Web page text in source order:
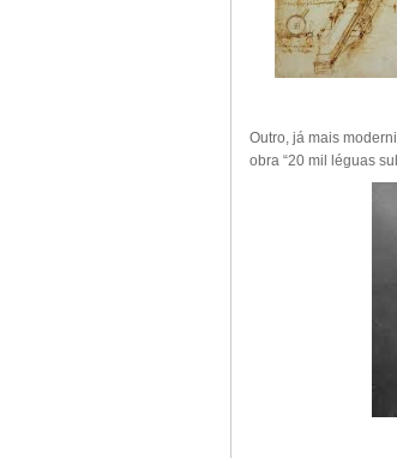
Outro, já mais
obra “20 mil léguas